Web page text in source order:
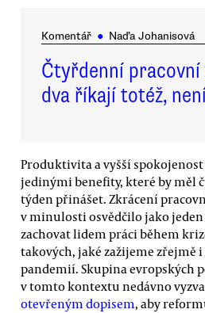
Komentář ● Naďa Johanisová
Čtyřdenní
dva říkají totéž,
Produktivita a vyšší
jedinými benefity, které by měl
týden přinášet. Zkrácení
v minulosti osvědčilo jako jeden
zachovat lidem práci během
takových, jaké zažijeme zřejmě
pandemií. Skupina evropských
v tomto kontextu nedávno
otevřeným dopisem, aby